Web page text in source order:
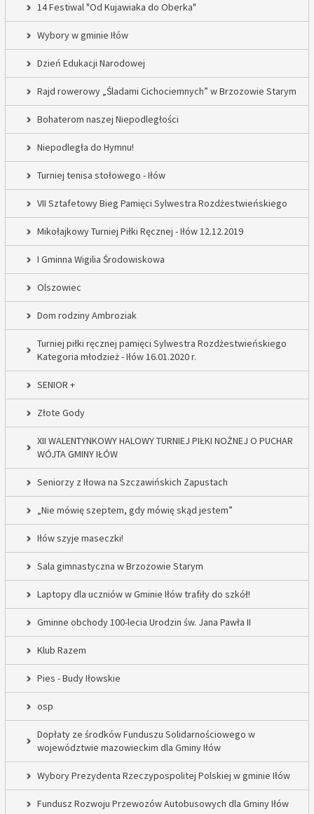
14 Festiwal "Od Kujawiaka do Oberka"
Wybory w gminie Iłów
Dzień Edukacji Narodowej
Rajd rowerowy „Śladami Cichociemnych” w Brzozowie Starym
Bohaterom naszej Niepodległości
Niepodległa do Hymnu!
Turniej tenisa stołowego - Iłów
VII Sztafetowy Bieg Pamięci Sylwestra Rozdżestwieńskiego
Mikołajkowy Turniej Piłki Ręcznej - Iłów 12.12.2019
I Gminna Wigilia Środowiskowa
Olszowiec
Dom rodziny Ambroziak
Turniej piłki ręcznej pamięci Sylwestra Rozdżestwieńskiego
Kategoria młodzież - Iłów 16.01.2020 r.
SENIOR +
Złote Gody
XII WALENTYNKOWY HALOWY TURNIEJ PIŁKI NOŻNEJ O PUCHAR
WÓJTA GMINY IŁÓW
Seniorzy z Iłowa na Szczawińskich Zapustach
„Nie mówię szeptem, gdy mówię skąd jestem”
Iłów szyje maseczki!
Sala gimnastyczna w Brzozowie Starym
Laptopy dla uczniów w Gminie Iłów trafiły do szkół!
Gminne obchody 100-lecia Urodzin św. Jana Pawła II
Klub Razem
Pies - Budy Iłowskie
osp
Dopłaty ze środków Funduszu Solidarnościowego w
województwie mazowieckim dla Gminy Iłów
Wybory Prezydenta Rzeczypospolitej Polskiej w gminie Iłów
Fundusz Rozwoju Przewozów Autobusowych dla Gminy Iłów